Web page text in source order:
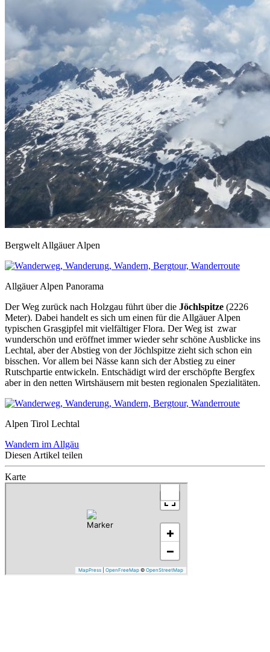
Bergwelt Allgäuer Alpen
Allgäuer Alpen Panorama
Der Weg zurück nach Holzgau führt über die Jöchlspitze (2226
Meter). Dabei handelt es sich um einen für die Allgäuer Alpen
typischen Grasgipfel mit vielfältiger Flora. Der Weg ist zwar
wunderschön und eröffnet immer wieder sehr schöne Ausblicke ins
Lechtal, aber der Abstieg von der Jöchlspitze zieht sich schon ein
bisschen. Vor allem bei Nässe kann sich der Abstieg zu einer
Rutschpartie entwickeln. Entschädigt wird der erschöpfte Bergfex
aber in den netten Wirtshäusern mit besten regionalen Spezialitäten.
Alpen Tirol Lechtal
Wandern im Allgäu
Diesen Artikel teilen
Karte